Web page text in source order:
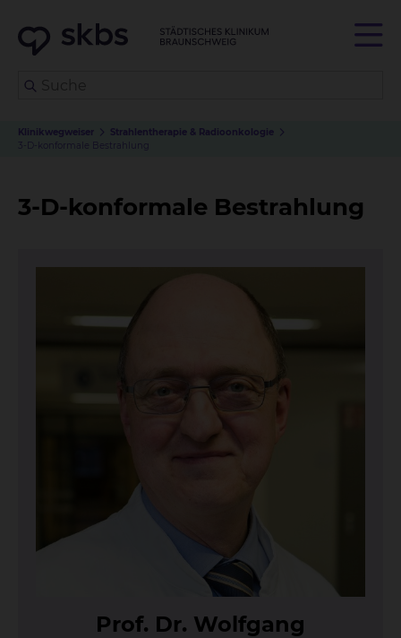
Klinikwegweiser
Strahlentherapie & Radioonkologie
3-D-konformale Bestrahlung
3-D-konformale Bestrahlung
Prof. Dr. Wolf­gang